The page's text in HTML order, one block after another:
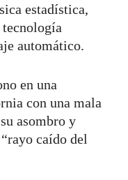
estadística,
tecnología
automático.
en una
con una mala
asombro y
caído del